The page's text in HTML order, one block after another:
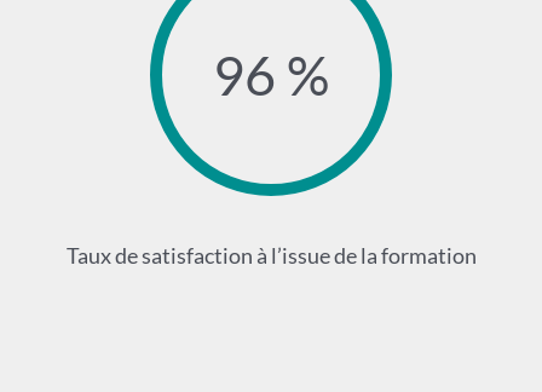
96 %
Taux de satisfaction à l’issue de la formation